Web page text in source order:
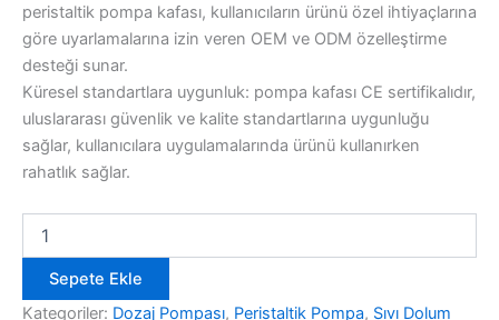
peristaltik pompa kafası, kullanıcıların ürünü özel ihtiyaçlarına
göre uyarlamalarına izin veren OEM ve ODM özelleştirme
desteği sunar.
Küresel standartlara uygunluk: pompa kafası CE sertifikalıdır,
uluslararası güvenlik ve kalite standartlarına uygunluğu
sağlar, kullanıcılara uygulamalarında ürünü kullanırken
rahatlık sağlar.
Peristaltik
Başlıkları
-
Sepete Ekle
Kategoriler: Dozaj Pompası, Peristaltik Pompa, Sıvı Dolum